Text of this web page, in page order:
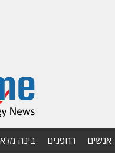
אנשים רחפנים בינה